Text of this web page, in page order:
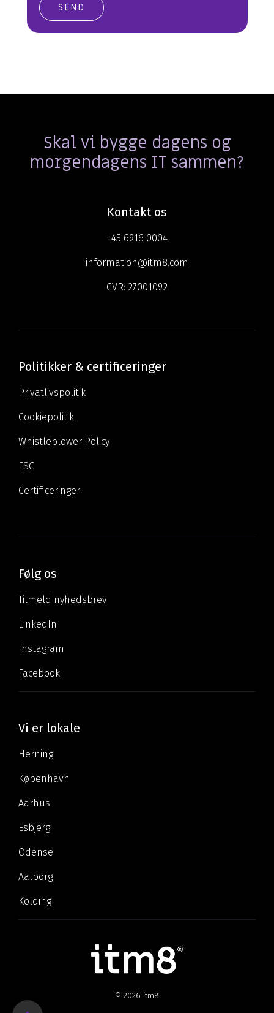
Skal vi bygge dagens og
morgendagens IT sammen?
Kontakt os
+45 6916 0004
information@itm8.com
CVR: 27001092
Politikker & certificeringer
Privatlivspolitik
Cookiepolitik
Whistleblower Policy
ESG
Certificeringer
Følg os
Tilmeld nyhedsbrev
LinkedIn
Instagram
Facebook
Vi er lokale
Herning
København
Aarhus
Esbjerg
Odense
Aalborg
Kolding
© 2026 itm8